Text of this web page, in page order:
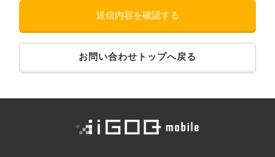
お問い合わせトップへ戻る